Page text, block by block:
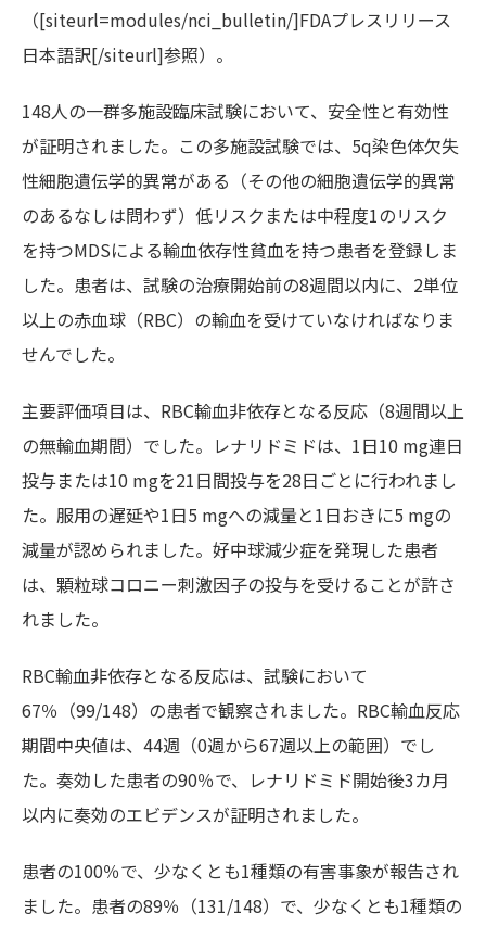
（[siteurl=modules/nci_bulletin/]FDAプレスリリース
日本語訳[/siteurl]参照）。
148人の一群多施設臨床試験において、安全性と有効性
が証明されました。この多施設試験では、5q染色体欠失
性細胞遺伝学的異常がある（その他の細胞遺伝学的異常
のあるなしは問わず）低リスクまたは中程度1のリスク
を持つMDSによる輸血依存性貧血を持つ患者を登録しま
した。患者は、試験の治療開始前の8週間以内に、2単位
以上の赤血球（RBC）の輸血を受けていなければなりま
せんでした。
主要評価項目は、RBC輸血非依存となる反応（8週間以上
の無輸血期間）でした。レナリドミドは、1日10 mg連日
投与または10 mgを21日間投与を28日ごとに行われまし
た。服用の遅延や1日5 mgへの減量と1日おきに5 mgの
減量が認められました。好中球減少症を発現した患者
は、顆粒球コロニー刺激因子の投与を受けることが許さ
れました。
RBC輸血非依存となる反応は、試験において
67％（99/148）の患者で観察されました。RBC輸血反応
期間中央値は、44週（0週から67週以上の範囲）でし
た。奏効した患者の90％で、レナリドミド開始後3カ月
以内に奏効のエビデンスが証明されました。
患者の100％で、少なくとも1種類の有害事象が報告され
ました。患者の89％（131/148）で、少なくとも1種類の